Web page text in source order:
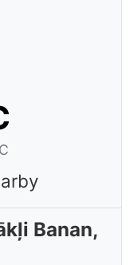
Banan,